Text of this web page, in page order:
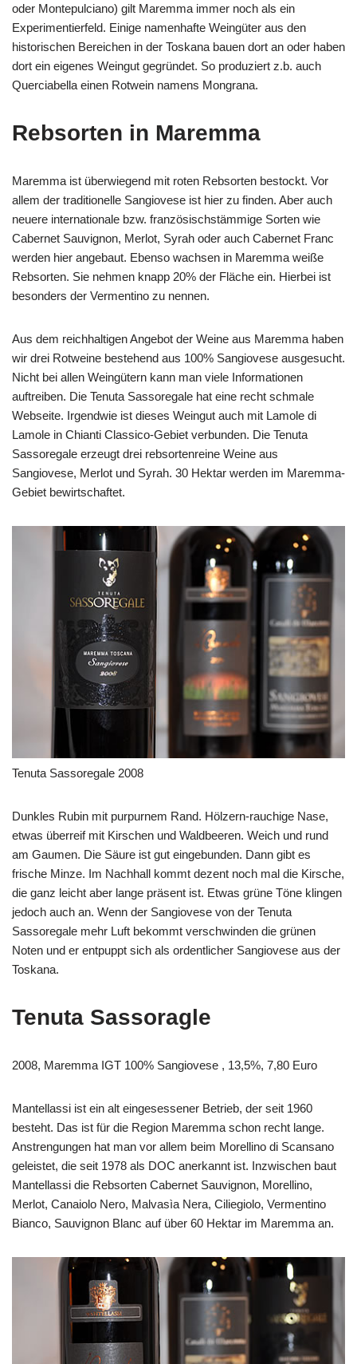
oder Montepulciano) gilt Maremma immer noch als ein
Experimentierfeld. Einige namenhafte Weingüter aus den
historischen Bereichen in der Toskana bauen dort an oder haben
dort ein eigenes Weingut gegründet. So produziert z.b. auch
Querciabella einen Rotwein namens Mongrana.
Rebsorten in Maremma
Maremma ist überwiegend mit roten Rebsorten bestockt. Vor
allem der traditionelle Sangiovese ist hier zu finden. Aber auch
neuere internationale bzw. französischstämmige Sorten wie
Cabernet Sauvignon, Merlot, Syrah oder auch Cabernet Franc
werden hier angebaut. Ebenso wachsen in Maremma weiße
Rebsorten. Sie nehmen knapp 20% der Fläche ein. Hierbei ist
besonders der Vermentino zu nennen.
Aus dem reichhaltigen Angebot der Weine aus Maremma haben
wir drei Rotweine bestehend aus 100% Sangiovese ausgesucht.
Nicht bei allen Weingütern kann man viele Informationen
auftreiben. Die Tenuta Sassoregale hat eine recht schmale
Webseite. Irgendwie ist dieses Weingut auch mit Lamole di
Lamole in Chianti Classico-Gebiet verbunden. Die Tenuta
Sassoregale erzeugt drei rebsortenreine Weine aus
Sangiovese, Merlot und Syrah. 30 Hektar werden im Maremma-
Gebiet bewirtschaftet.
Tenuta Sassoregale 2008
Dunkles Rubin mit purpurnem Rand. Hölzern-rauchige Nase,
etwas überreif mit Kirschen und Waldbeeren. Weich und rund
am Gaumen. Die Säure ist gut eingebunden. Dann gibt es
frische Minze. Im Nachhall kommt dezent noch mal die Kirsche,
die ganz leicht aber lange präsent ist. Etwas grüne Töne klingen
jedoch auch an. Wenn der Sangiovese von der Tenuta
Sassoregale mehr Luft bekommt verschwinden die grünen
Noten und er entpuppt sich als ordentlicher Sangiovese aus der
Toskana.
Tenuta Sassoragle
2008, Maremma IGT 100% Sangiovese , 13,5%, 7,80 Euro
Mantellassi ist ein alt eingesessener Betrieb, der seit 1960
besteht. Das ist für die Region Maremma schon recht lange.
Anstrengungen hat man vor allem beim Morellino di Scansano
geleistet, die seit 1978 als DOC anerkannt ist. Inzwischen baut
Mantellassi die Rebsorten Cabernet Sauvignon, Morellino,
Merlot, Canaiolo Nero, Malvasìa Nera, Ciliegiolo, Vermentino
Bianco, Sauvignon Blanc auf über 60 Hektar im Maremma an.